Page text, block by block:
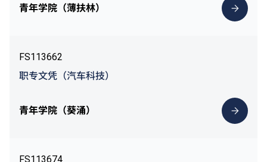
青年学院（薄扶林）
FS113662
职专文凭（汽车科技）
青年学院（葵涌）
FS113674